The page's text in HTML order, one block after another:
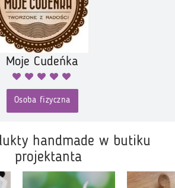
Moje Cudeńka
Osoba fizyczna
handmade w butiku
projektanta